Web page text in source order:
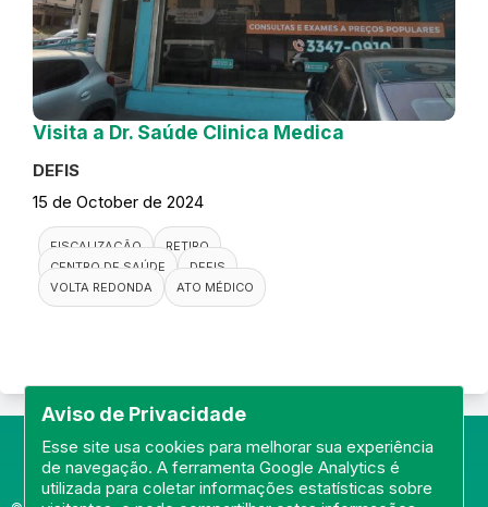
Aviso de Privacidade
Esse site usa cookies para melhorar sua experiência
de navegação. A ferramenta Google Analytics é
utilizada para coletar informações estatísticas sobre
Visita a Dr. Saúde Clinica Medica
DEFIS
15 de October de 2024
FISCALIZAÇÃO
RETIRO
CENTRO DE SAÚDE
DEFIS
VOLTA REDONDA
ATO MÉDICO